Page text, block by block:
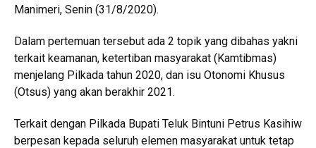
Manimeri, Senin (31/8/2020).
Dalam pertemuan tersebut ada 2 topik yang dibahas yakni
terkait keamanan, ketertiban masyarakat (Kamtibmas)
menjelang Pilkada tahun 2020, dan isu Otonomi Khusus
(Otsus) yang akan berakhir 2021.
Terkait dengan Pilkada Bupati Teluk Bintuni Petrus Kasihiw
berpesan kepada seluruh elemen masyarakat untuk tetap